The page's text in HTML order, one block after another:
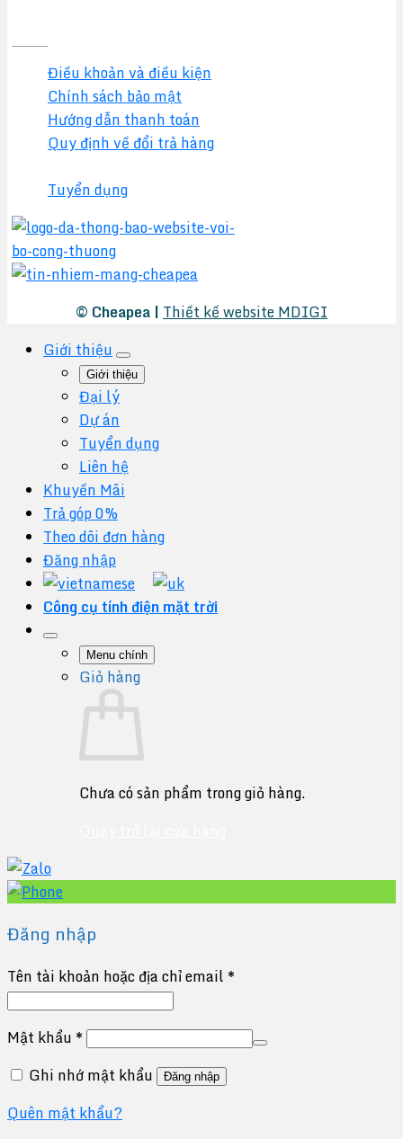
Điều khoản và điều kiện
Chính sách bảo mật
Hướng dẫn thanh toán
Quy định về đổi trả hàng
Tuyển dụng
© Cheapea |Thiết kế website MDIGI
Giới thiệu
Giới thiệu
Đại lý
Dự án
Tuyển dụng
Liên hệ
Khuyến Mãi
Trả góp 0%
Theo dõi đơn hàng
Đăng nhập
Công cụ tính điện mặt trời
Menu chính
Giỏ hàng
Chưa có sản phẩm trong giỏ hàng.
Đăng nhập
Tên tài khoản hoặc địa chỉ email *
Mật khẩu *
Ghi nhớ mật khẩu
Đăng nhập
Quên mật khẩu?